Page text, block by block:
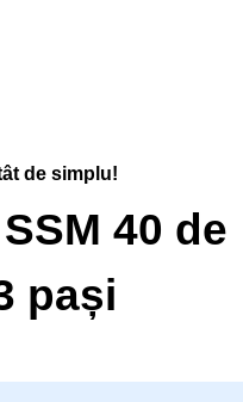
de simplu!
40 de
pași